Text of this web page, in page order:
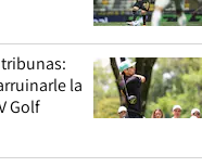
la
Golf